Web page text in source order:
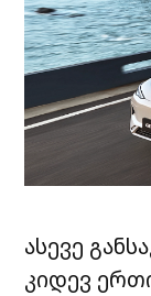
ასევე
კიდევ